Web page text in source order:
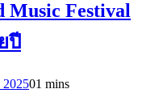
Festival
ปี
01 mins